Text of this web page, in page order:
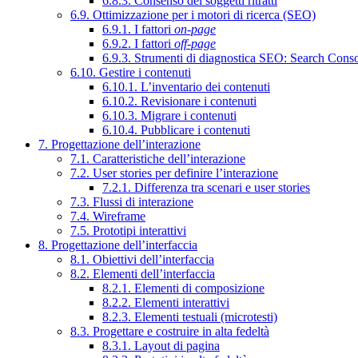
6.9. Ottimizzazione per i motori di ricerca (SEO)
6.9.1. I fattori on-page
6.9.2. I fattori off-page
6.9.3. Strumenti di diagnostica SEO: Search
6.10. Gestire i contenuti
6.10.1. L’inventario dei contenuti
6.10.2. Revisionare i contenuti
6.10.3. Migrare i contenuti
6.10.4. Pubblicare i contenuti
7. Progettazione dell’interazione
7.1. Caratteristiche dell’interazione
7.2. User stories per definire l’interazione
7.2.1. Differenza tra scenari e user stories
7.3. Flussi di interazione
7.4. Wireframe
7.5. Prototipi interattivi
8. Progettazione dell’interfaccia
8.1. Obiettivi dell’interfaccia
8.2. Elementi dell’interfaccia
8.2.1. Elementi di composizione
8.2.2. Elementi interattivi
8.2.3. Elementi testuali (microtesti)
8.3. Progettare e costruire in alta fedeltà
8.3.1. Layout di pagina